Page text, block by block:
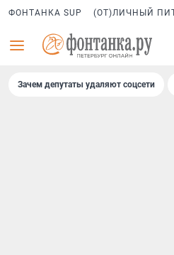
ФОНТАНКА SUP (ОТ)ЛИЧНЫЙ
Зачем депутаты удаляют соцсети